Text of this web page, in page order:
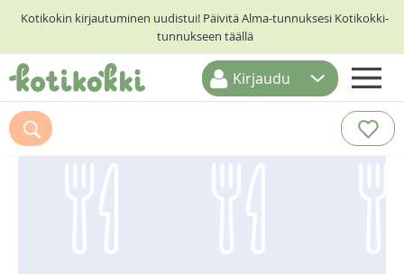
Kotikokin kirjautuminen uudistui! Päivitä Alma-tunnuksesi Kotikokki-
tunnukseen täällä
ETUSIVU
RESEPTIHAKU
Kirjaudu
Suosittelemme myös